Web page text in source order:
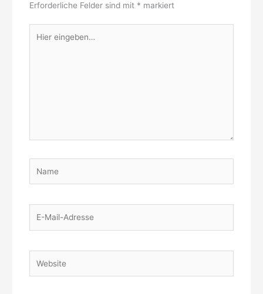
Erforderliche Felder sind mit * markiert
eingeben…
Mail-